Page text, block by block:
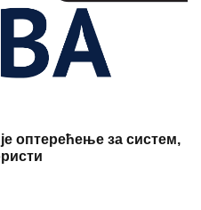
оптерећење за систем,